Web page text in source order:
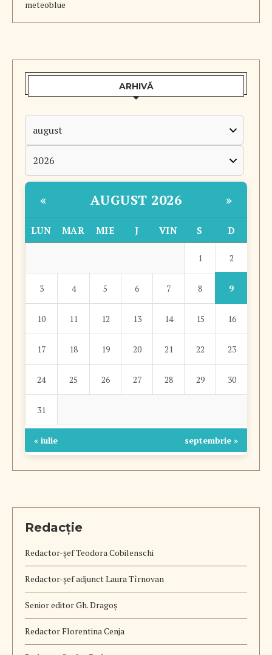
meteoblue
ARHIVĂ
« AUGUST 2026 »
LUN MAR MIE J VIN S D
1 2
3 4 5 6 7 8 9
10 11 12 13 14 15 16
17 18 19 20 21 22 23
24 25 26 27 28 29 30
31
« iulie septembrie »
Redacție
Redactor-șefTeodora Cobilenschi
Redactor-șef adjunct Laura Tîrnovan
Senior editor Gh. Dragoș
Redactor Florentina Cenja